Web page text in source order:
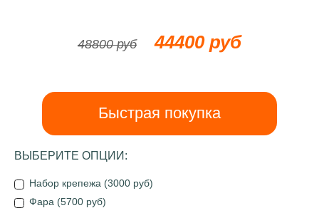
48800 руб 44400 руб
Быстрая покупка
ВЫБЕРИТЕ ОПЦИИ:
Набор крепежа (3000 руб)
Фара (5700 руб)